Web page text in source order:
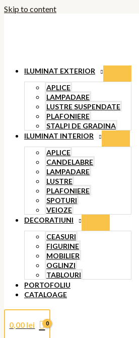
Skip to content
ILUMINAT EXTERIOR
APLICE
LAMPADARE
LUSTRE SUSPENDATE
PLAFONIERE
STALPI DE GRADINA
ILUMINAT INTERIOR
APLICE
CANDELABRE
LAMPADARE
LUSTRE
PLAFONIERE
SPOTURI
VEIOZE
DECORATIUNI
CEASURI
FIGURINE
MOBILIER
OGLINZI
TABLOURI
PORTOFOLIU
CATALOAGE
0,00 lei